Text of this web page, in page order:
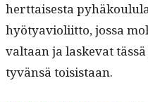
hert­tais­es­ta
hyötyavi­o­li­it­to, jos­sa
val­taan ja laske­vat
tyvän­sä toisistaan.